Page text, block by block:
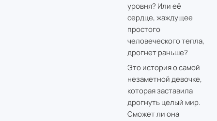
уровня? Или её
сердце, жаждущее
простого
человеческого тепла,
дрогнет раньше?
Это история о самой
незаметной девочке,
которая заставила
дрогнуть целый мир.
Сможет ли она